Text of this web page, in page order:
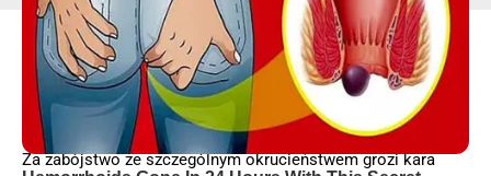
Policjanci przeszukali mieszkania zatrzymanych.
Zabezpieczyli 5 sztuk broni, w tym broń maszynową typu
„Skorpion”, kuszę, 230 tys. euro oraz 200 tys. zł, kilkaset
elementów złotej biżuterii, niewielką ilość narkotyków oraz
obraz, najprawdopodobniej pochodzący z kradzieży.
Za zabójstwo ze szczególnym okrucieństwem grozi kara